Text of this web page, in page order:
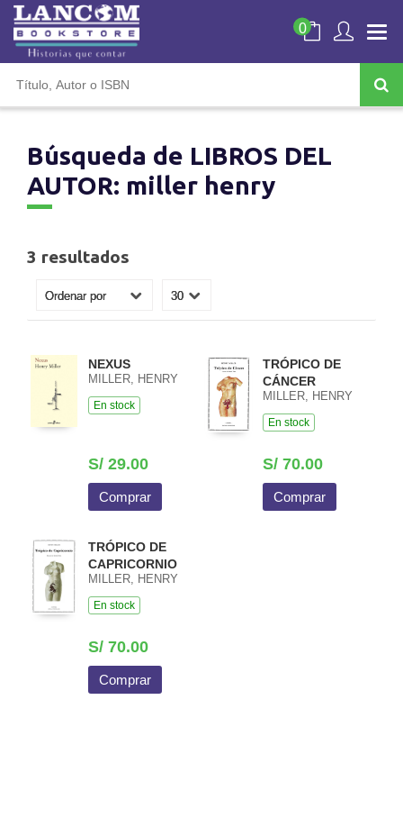
0
Búsqueda de LIBROS DEL
AUTOR: miller henry
3 resultados
NEXUS
MILLER, HENRY
En stock
S/ 29.00
Comprar
TRÓPICO DE
CÁNCER
MILLER, HENRY
En stock
S/ 70.00
Comprar
TRÓPICO DE
CAPRICORNIO
MILLER, HENRY
En stock
S/ 70.00
Comprar